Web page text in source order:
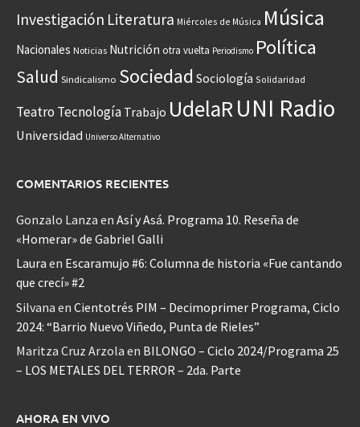
Investigación Literatura Miércoles de Música Música
Nacionales Noticias Nutrición otra vuelta Periodismo Política
Salud Sindicalismo Sociedad Sociología Solidaridad
Teatro Tecnología Trabajo UdelaR UNI Radio
Universidad Universo Alternativo
COMENTARIOS RECIENTES
Gonzalo Lanza en Así y Asá. Programa 10. Reseña de
«Homerar» de Gabriel Galli
Laura en Escaramujo #6: Columna de historia «Fue cantando
que crecí» #2
Silvana en Cientotrés PIM – Decimoprimer Programa, Ciclo
2024: “Barrio Nuevo Viñedo, Punta de Rieles”
Maritza Cruz Arzola en BILONGO – Ciclo 2024/Programa 25
– LOS METALES DEL TERROR – 2da. Parte
AHORA EN VIVO